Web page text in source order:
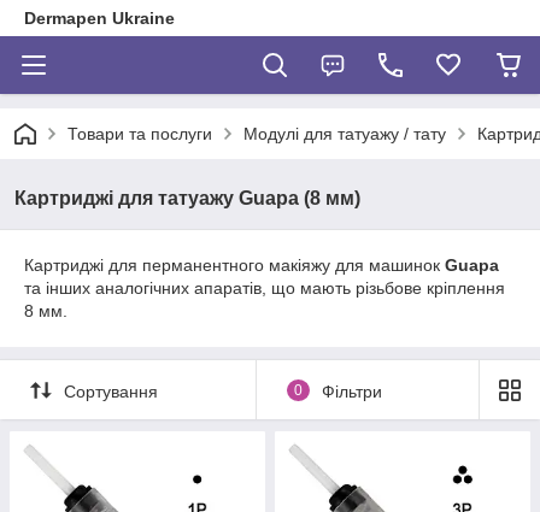
Dermapen Ukraine
Товари та послуги Модулі для татуажу / тату
Картриджі для татуажу Guapa (8 мм)
Картриджі для перманентного макіяжу для машинок Guapa
та інших аналогічних апаратів, що мають різьбове кріплення
8 мм.
Сортування 0 Фільтри